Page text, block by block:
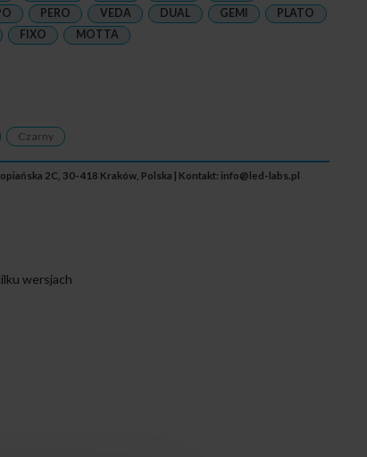
PERO VEDA DUAL GEMI
PLATO
FIXO MOTTA
Czarny
2C, 30-418 Kraków, Polska | Kontakt: info@led-labs.pl
wersjach